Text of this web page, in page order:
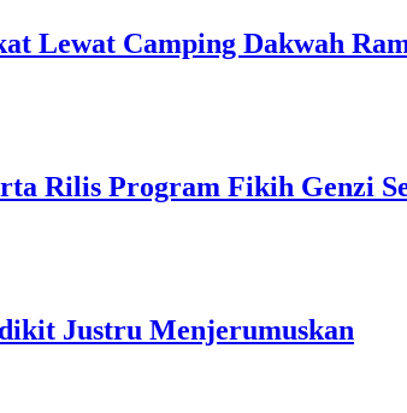
Lewat Camping Dakwah
Rilis Program Fikih Genzi
Justru Menjerumuskan